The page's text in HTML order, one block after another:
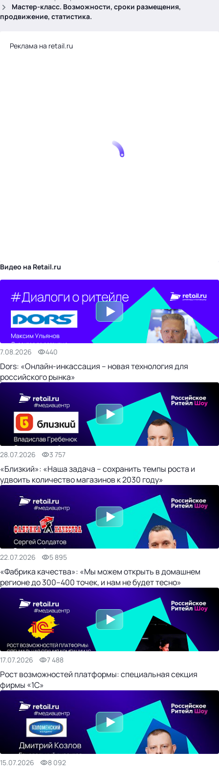
Мастер-класс. Возможности, сроки размещения,
продвижение, статистика.
Реклама на retail.ru
Видео на Retail.ru
7.08.2026 440
Dors: «Онлайн-инкассация – новая технология для
российского рынка»
28.07.2026 3 757
«Близкий»: «Наша задача – сохранить темпы роста и
удвоить количество магазинов к 2030 году»
22.07.2026 5 895
«Фабрика качества»: «Мы можем открыть в домашнем
регионе до 300–400 точек, и нам не будет тесно»
17.07.2026 7 488
Рост возможностей платформы: специальная секция
фирмы «1С»
15.07.2026 8 092